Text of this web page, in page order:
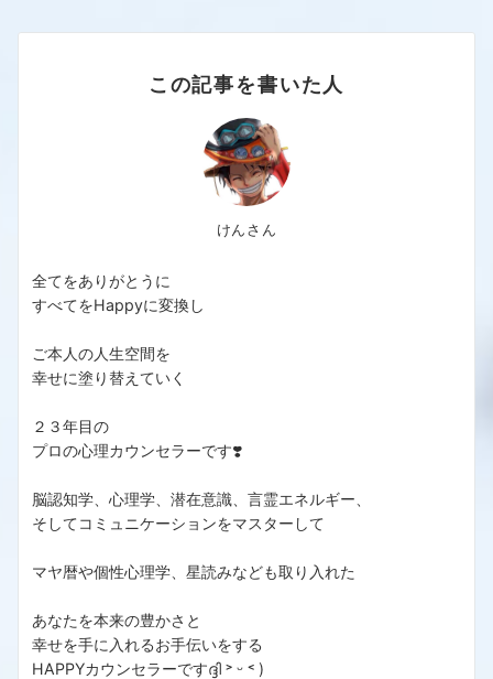
この記事を書いた人
けんさん
全てをありがとうに
すべてをHappyに変換し
ご本人の人生空間を
幸せに塗り替えていく
２３年目の
プロの心理カウンセラーです❣️
脳認知学、心理学、潜在意識、言霊エネルギー、
そしてコミュニケーションをマスターして
マヤ暦や個性心理学、星読みなども取り入れた
あなたを本来の豊かさと
幸せを手に入れるお手伝いをする
HAPPYカウンセラーですദ്ദി ˃ ᵕ ˂ )